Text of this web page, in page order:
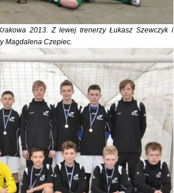
2013. Z lewej trenerzy Łukasz Szewczyk i
Magdalena Czepiec.